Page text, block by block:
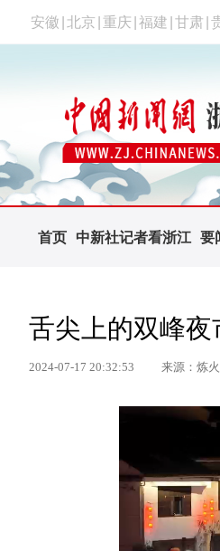
安徽 北京 重庆 福建 甘肃
首页 中新社记者看浙江 要
舌尖上的双峰夜
2024-07-17 20:32:53 来源：炼